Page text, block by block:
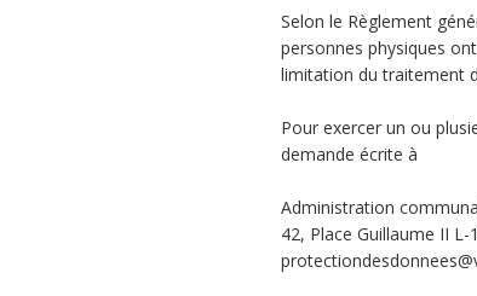
Selon le Règlement
personnes physiques
limitation du traitement
Pour exercer un ou
demande écrite à
Administration
42, Place Guillaume II